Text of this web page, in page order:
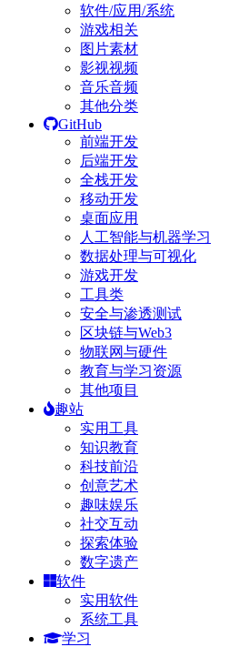
软件/应用/系统
游戏相关
图片素材
影视视频
音乐音频
其他分类
GitHub
前端开发
后端开发
全栈开发
移动开发
桌面应用
人工智能与机器学习
数据处理与可视化
游戏开发
工具类
安全与渗透测试
区块链与Web3
物联网与硬件
教育与学习资源
其他项目
趣站
实用工具
知识教育
科技前沿
创意艺术
趣味娱乐
社交互动
探索体验
数字遗产
软件
实用软件
系统工具
学习